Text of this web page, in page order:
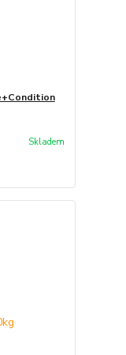
Skladem